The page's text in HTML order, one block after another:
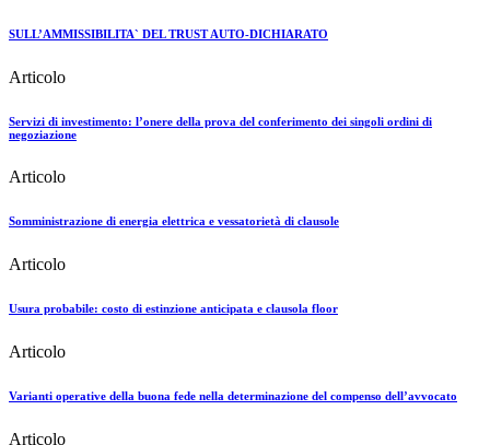
SULL’AMMISSIBILITA` DEL TRUST AUTO-DICHIARATO
Articolo
Servizi di investimento: l’onere della prova del conferimento dei singoli ordini di
negoziazione
Articolo
Somministrazione di energia elettrica e vessatorietà di clausole
Articolo
Usura probabile: costo di estinzione anticipata e clausola floor
Articolo
Varianti operative della buona fede nella determinazione del compenso dell’avvocato
Articolo